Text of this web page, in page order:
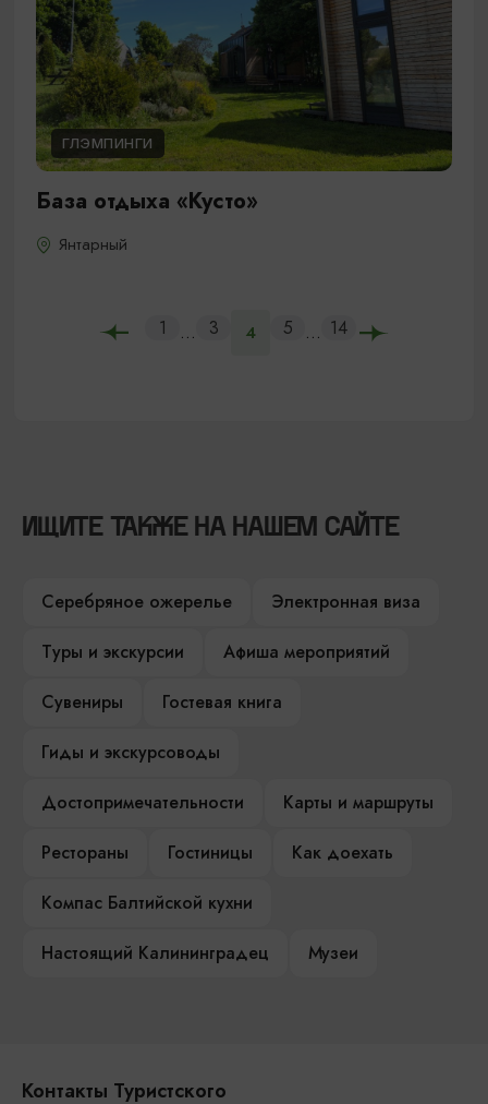
ГЛЭМПИНГИ
База отдыха «Кусто»
Янтарный
1 ... 3 4 5 ... 14
ИЩИТЕ ТАКЖЕ НА НАШЕМ САЙТЕ
Серебряное ожерелье
Электронная виза
Туры и экскурсии
Афиша мероприятий
Сувениры
Гостевая книга
Гиды и экскурсоводы
Достопримечательности
Карты и маршруты
Рестораны
Гостиницы
Как доехать
Компас Балтийской кухни
Настоящий Калининградец
Музеи
Контакты Туристского